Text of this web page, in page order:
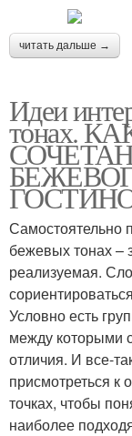
читать дальше →
Идеи
тонах.
Самостоятельно
бежевых тонах –
реализуемая.
Условно есть
между которыми
отличия. И все-
присмотреться
точках, чтобы
наиболее